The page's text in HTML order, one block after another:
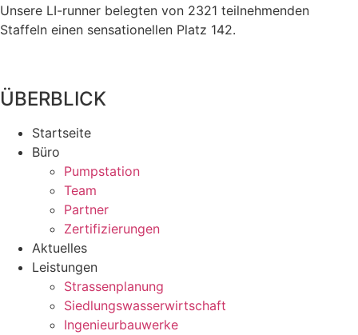
Unsere LI-runner belegten von 2321 teilnehmenden
Staffeln einen sensationellen Platz 142.
ÜBERBLICK
Startseite
Büro
Pumpstation
Team
Partner
Zertifizierungen
Aktuelles
Leistungen
Strassenplanung
Siedlungswasserwirtschaft
Ingenieurbauwerke